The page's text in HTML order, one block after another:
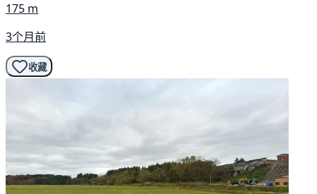
175 m
3个月前
收藏